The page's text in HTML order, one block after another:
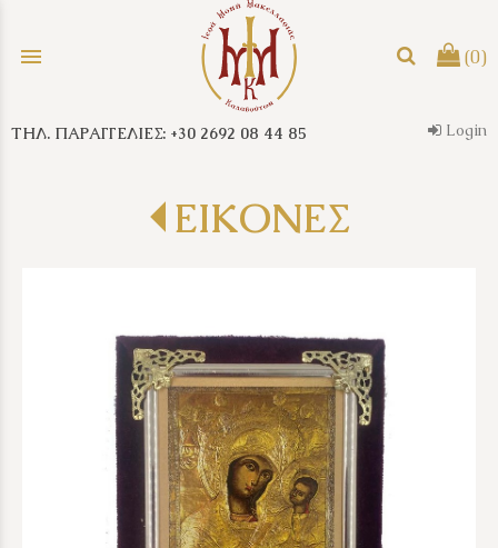
menu (0)
search
ΤΗΛ. ΠΑΡΑΓΓΕΛΙΕΣ: +30 2692 08 44 85 Login
ΕΙΚΟΝΕΣ